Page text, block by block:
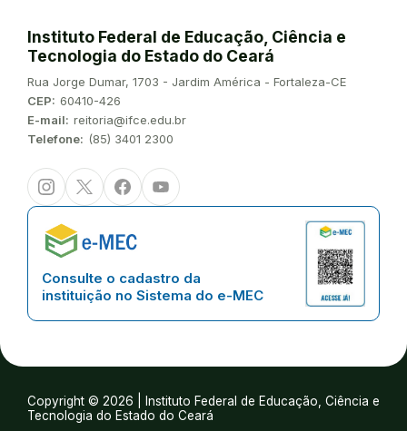
Instituto Federal de Educação, Ciência e
Tecnologia do Estado do Ceará
Endereço:
Rua Jorge Dumar, 1703 - Jardim América - Fortaleza-CE
CEP: 60410-426
E-mail: reitoria@ifce.edu.br
Telefone: (85) 3401 2300
InstagramTwitter/XFacebookYoutube
Consulte o cadastro da
instituição no Sistema do e-MEC
Copyright © 2026 | Instituto Federal de Educação, Ciência e
Tecnologia do Estado do Ceará